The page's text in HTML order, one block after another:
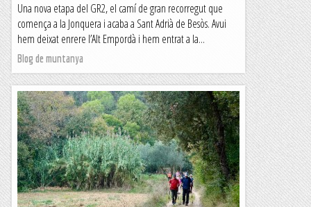
Una nova etapa del GR2, el camí de gran recorregut que
comença a la Jonquera i acaba a Sant Adrià de Besòs. Avui
hem deixat enrere l’Alt Empordà i hem entrat a la...
Blog de muntanya